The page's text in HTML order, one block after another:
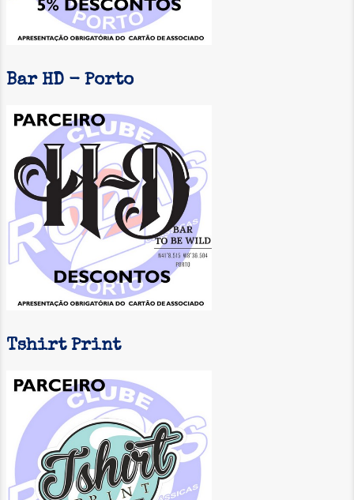
Bar HD - Porto
Tshirt Print